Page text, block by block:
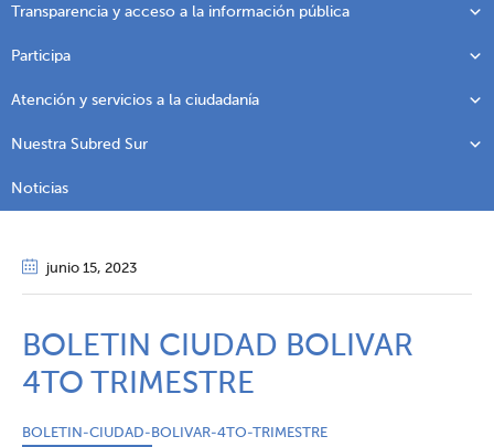
Transparencia y acceso a la información pública
Participa
Atención y servicios a la ciudadanía
Nuestra Subred Sur
Noticias
junio 15, 2023
BOLETIN CIUDAD BOLIVAR
4TO TRIMESTRE
BOLETIN-CIUDAD-BOLIVAR-4TO-TRIMESTRE